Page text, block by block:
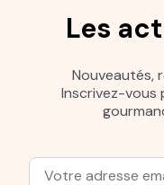
Les
Nouveautés,
Inscrivez-vous